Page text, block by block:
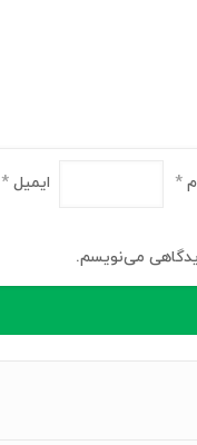
* ایمیل*
می‌نویسم.